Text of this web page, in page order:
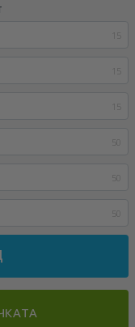
15
15
15